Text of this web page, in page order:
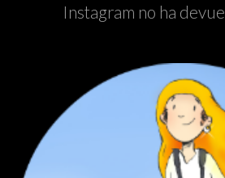
Instagram no ha